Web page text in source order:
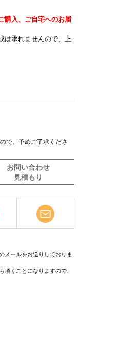
購入、ご自宅へのお届
は承れませんので、上
で、予めご了承くださ
お問い合わせ
見積もり
メールをお送りしておりま
くことになりますので、